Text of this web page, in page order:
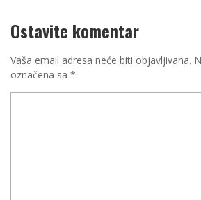
Ostavite komentar
Vaša email adresa neće biti objavljivana.
označena sa *